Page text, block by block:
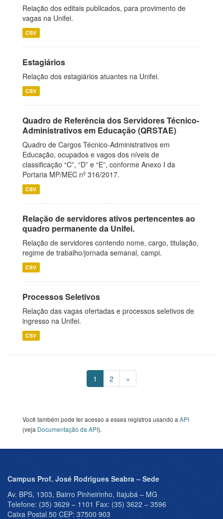
Relação dos editais publicados, para provimento de
vagas na Unifei.
CSV
Estagiários
Relação dos estagiários atuantes na Unifei.
CSV
Quadro de Referência dos Servidores Técnico-
Administrativos em Educação (QRSTAE)
Quadro de Cargos Técnico-Administrativos em
Educação, ocupados e vagos dos níveis de
classificação “C”, “D” e “E”, conforme Anexo I da
Portaria MP/MEC nº 316/2017.
CSV
Relação de servidores ativos pertencentes ao
quadro permanente da Unifei.
Relação de servidores contendo nome, cargo, titulação,
regime de trabalho/jornada semanal, campi.
CSV
Processos Seletivos
Relação das vagas ofertadas e processos seletivos de
ingresso na Unifei.
CSV
1 2 »
Você também pode ter acesso a esses registros usando a API
(veja Documentação da API).
Campus Prof. José Rodrigues Seabra – Sede
Av. BPS, 1303, Bairro Pinheirinho, Itajubá – MG
Telefone: (35) 3629 – 1101 Fax: (35) 3622 – 3596
Caixa Postal 50 CEP: 37500 903